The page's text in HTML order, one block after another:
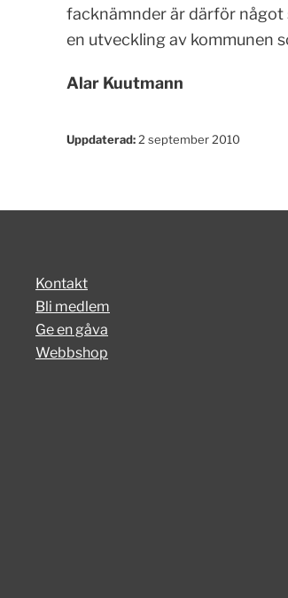
facknämnder är därför något
en utveckling av kommunen
Alar Kuutmann
Uppdaterad:2 september 2010
Kontakt
Bli medlem
Ge en gåva
Webbshop